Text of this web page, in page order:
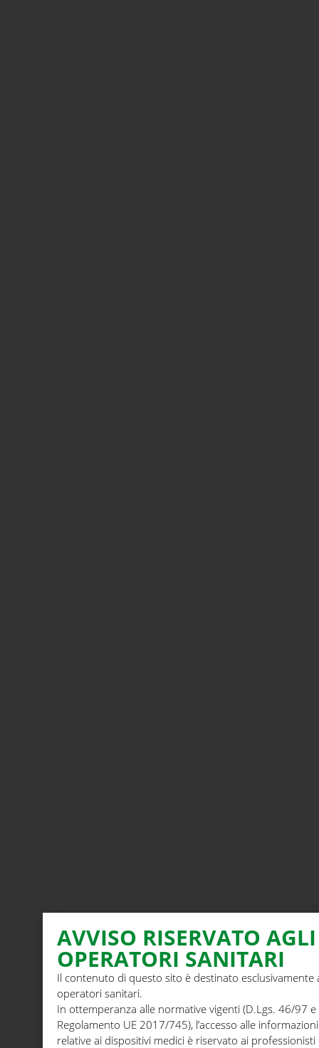
AVVISO RISERVATO AGLI
OPERATORI SANITARI
Il contenuto di questo sito è destinato esclusivamente
operatori sanitari.
In ottemperanza alle normative vigenti (D.Lgs. 46/97 e
Regolamento UE 2017/745), l’accesso alle informazioni
relative ai dispositivi medici è riservato ai professionisti